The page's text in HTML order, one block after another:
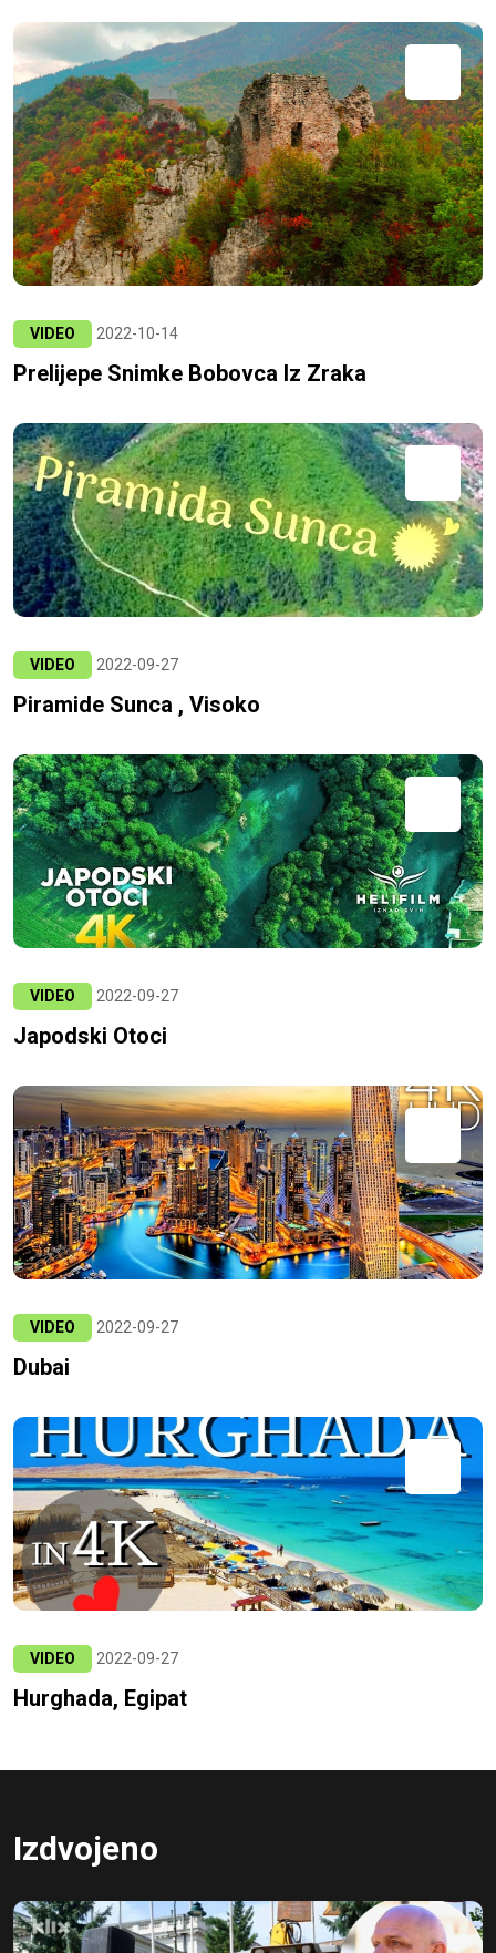
VIDEO 2022-10-14
Prelijepe Snimke Bobovca Iz Zraka
VIDEO 2022-09-27
Piramide Sunca , Visoko
VIDEO 2022-09-27
Japodski Otoci
VIDEO 2022-09-27
Dubai
VIDEO 2022-09-27
Hurghada, Egipat
Izdvojeno